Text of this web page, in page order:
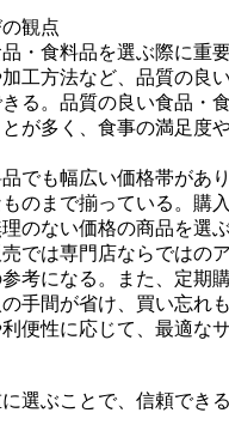
観点
・食料品を選ぶ際に重
工方法など、品質の良
る。品質の良い食品・
が多く、食事の満足度
でも幅広い価格帯があ
のまで揃っている。購
のない価格の商品を選ぶ
では専門店ならではの
考になる。また、定期
手間が省け、買い忘れ
便性に応じて、最適な
選ぶことで、信頼でき